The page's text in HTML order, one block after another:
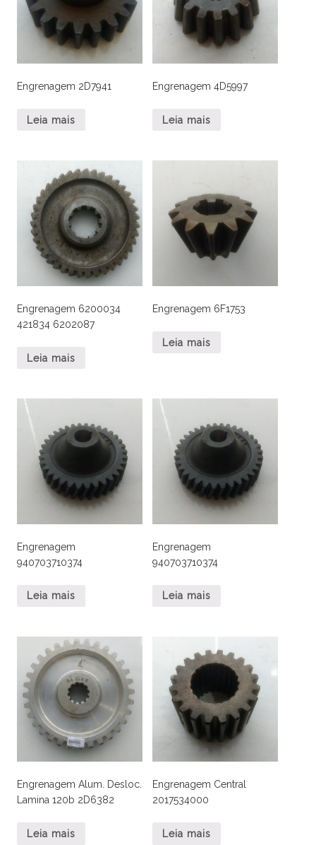
Engrenagem 2D7941
Leia mais
Engrenagem 4D5997
Leia mais
Engrenagem 6200034
421834 6202087
Leia mais
Engrenagem 6F1753
Leia mais
Engrenagem
940703710374
Leia mais
Engrenagem
940703710374
Leia mais
Engrenagem Alum. Desloc.
Lamina 120b 2D6382
Leia mais
Engrenagem Central
2017534000
Leia mais